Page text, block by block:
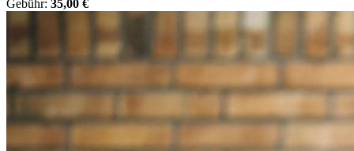
Gebühr: 35,00 €